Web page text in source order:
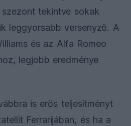
tekintve sokak
leggyorsabb versenyző. A
és az Alfa Romeo
legjobb eredménye
is erős teljesítményt
Ferrarijában, és ha a